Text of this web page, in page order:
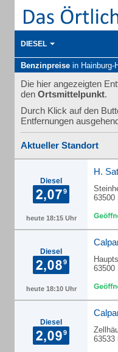
DIESEL
Benzinpreise in Hainburg-
Die hier angezeigten
den Ortsmittelpunkt.
Durch Klick auf den
Entfernungen
Aktueller Standort
Diesel
heute 18:15 Uhr
H.
63500
Diesel
heute 18:10 Uhr
63500
Diesel
63533